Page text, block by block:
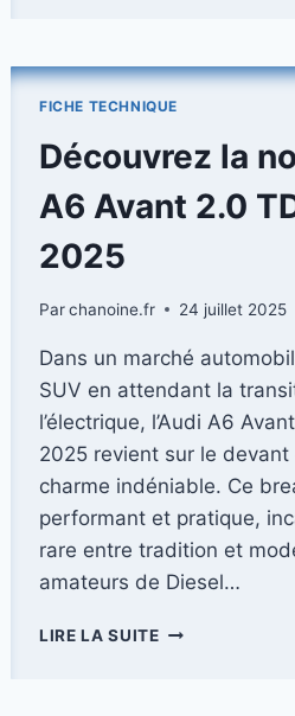
:
NOUVELLES
AVENTURES
TOUT-
TERRAIN
FICHE TECHNIQUE
Découvrez la
A6 Avant 2.0
2025
Parchanoine.fr 24 juillet 2025
Dans un marché
SUV en attendant la
l’électrique, l’Audi A6
2025 revient sur le
charme indéniable. Ce
performant et pratique,
rare entre tradition et
amateurs de Diesel…
LIRE LA SUITEDÉCOUVREZ